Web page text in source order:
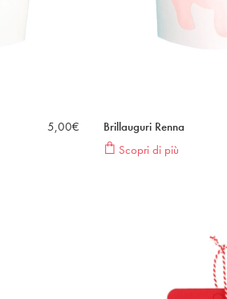
5,00€
Brillauguri Renna
Scopri di più